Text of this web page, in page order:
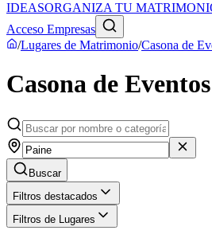
IDEASORGANIZA TU
Acceso Empresas
/Lugares de Matrimonio/Casona de
Casona de
Buscar
Filtros destacados
Filtros de Lugares